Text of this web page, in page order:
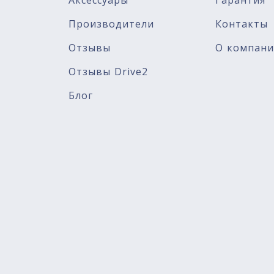
Производители
Отзывы
Отзывы Drive2
Блог
Контакты
О